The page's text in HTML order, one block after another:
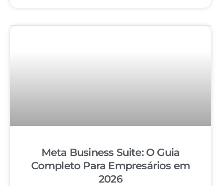
Meta Business Suite: O Guia
Completo Para Empresários em
2026